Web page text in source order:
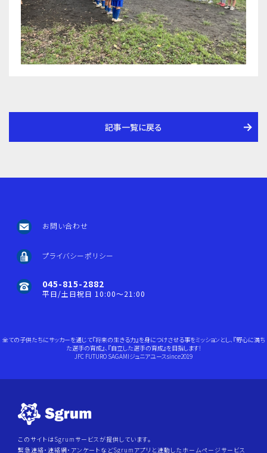
記事一覧に戻る
お問い合わせ
プライバシーポリシー
045-815-2882
平日/土日祝日 10:00～21:00
全ての子供たちにサッカーを通じて『将来の生きる力』を身につけさせる事をミッションとし、『野心に満ち
た選手の育成』、『自立した選手の育成』を目指します!
JFC FUTURO SAGAMIジュニアユースsince2019
このサイトはSgrumサービスが提供しています。
緊急連絡・連絡網・アンケートなどSgrumアプリと連動したホームページサービス